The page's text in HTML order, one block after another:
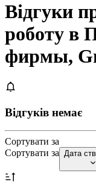
Відгуки
роботу в
фирмы,
Відгуків немає
Сортувати за
Сортувати за Дата